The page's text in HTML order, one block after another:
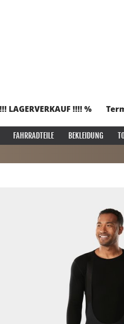
LAGERVERKAUF !!!! %
FAHRRADTEILE BEKLEIDUNG